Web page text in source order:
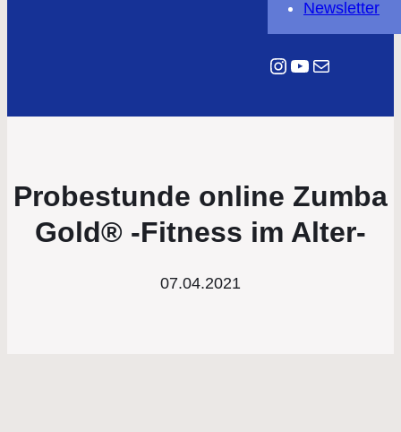
Newsletter
Instagram
YouTube
E-Mail
Probestunde online Zumba
Gold® -Fitness im Alter-
07.04.2021